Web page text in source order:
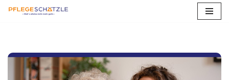
springen